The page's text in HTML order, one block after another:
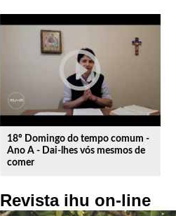
play_circle_outline
18º Domingo do tempo comum -
Ano A - Dai-lhes vós mesmos de
comer
Revista ihu on-line